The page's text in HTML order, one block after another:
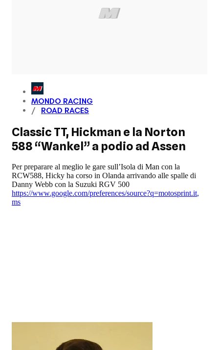
MONDO RACING
ROAD RACES
Classic TT, Hickman e la Norton
588 “Wankel” a podio ad Assen
Per preparare al meglio le gare sull’Isola di Man con la
RCW588, Hicky ha corso in Olanda arrivando alle spalle di
Danny Webb con la Suzuki RGV 500
https://www.google.com/preferences/source?q=motosprint.it,
ms